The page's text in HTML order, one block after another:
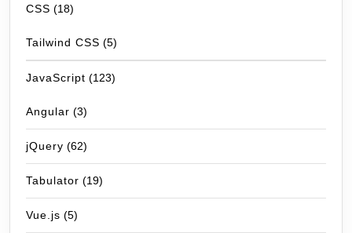
CSS (18)
Tailwind CSS (5)
JavaScript (123)
Angular (3)
jQuery (62)
Tabulator (19)
Vue.js (5)